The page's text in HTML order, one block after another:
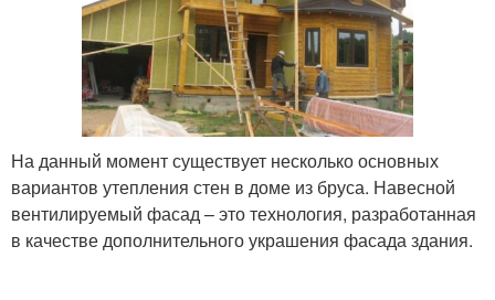
На данный момент существует несколько основных
вариантов утепления стен в доме из бруса. Навесной
вентилируемый фасад – это технология, разработанная
в качестве дополнительного украшения фасада здания.